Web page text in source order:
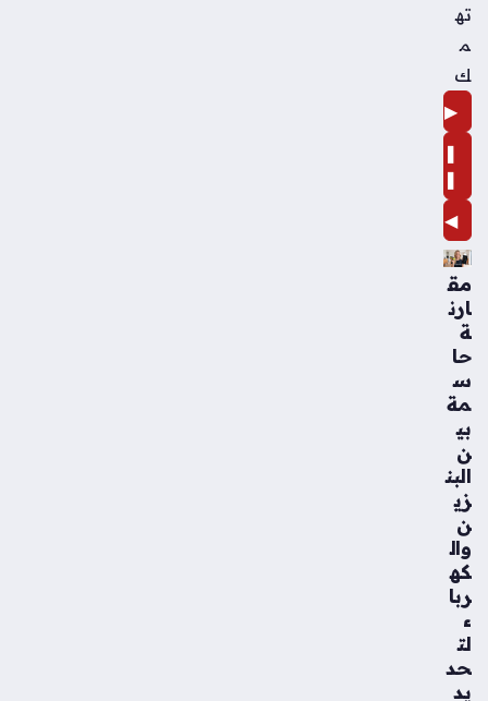
ته
م
ك
▶
❚
❚
◀
مق
ارن
ة
حا
س
مة
بي
ن
البن
زي
ن
وال
كه
ربا
ء
لت
حد
يد